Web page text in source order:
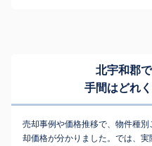
北宇和郡
手間はどれ
売却事例や価格推移で、物件種
却価格が分かりました。では、